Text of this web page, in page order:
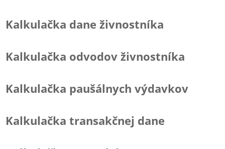
Kalkulačka dane živnostníka
Kalkulačka odvodov živnostníka
Kalkulačka paušálnych výdavkov
Kalkulačka transakčnej dane